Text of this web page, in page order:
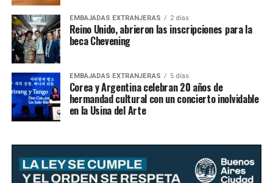
EMBAJADAS EXTRANJERAS 2 días
Reino Unido, abrieron las inscripciones para la
beca Chevening
EMBAJADAS EXTRANJERAS 5 días
Corea y Argentina celebran 20 años de
hermandad cultural con un concierto inolvidable
en la Usina del Arte